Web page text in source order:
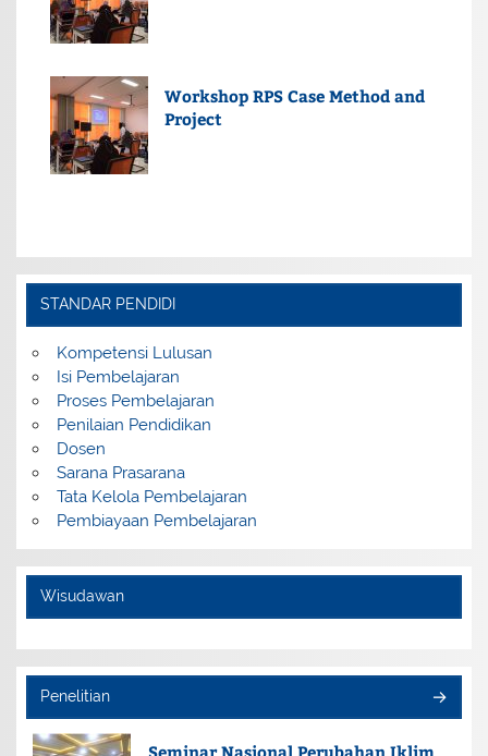
Workshop RPS Case Method and
Project
STANDAR PENDIDI
Kompetensi Lulusan
Isi Pembelajaran
Proses Pembelajaran
Penilaian Pendidikan
Dosen
Sarana Prasarana
Tata Kelola Pembelajaran
Pembiayaan Pembelajaran
Wisudawan
Penelitian